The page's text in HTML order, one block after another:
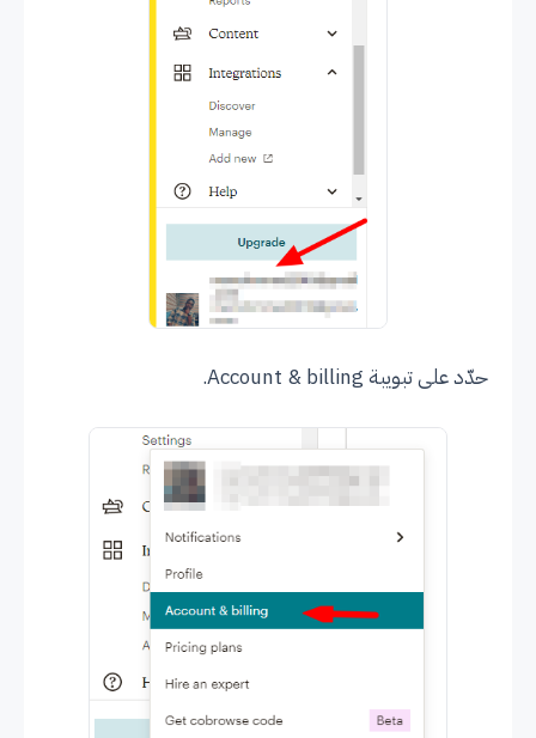
حدّد على تبويبة Account & billing.